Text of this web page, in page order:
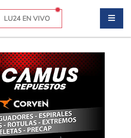
LU24 EN VIVO